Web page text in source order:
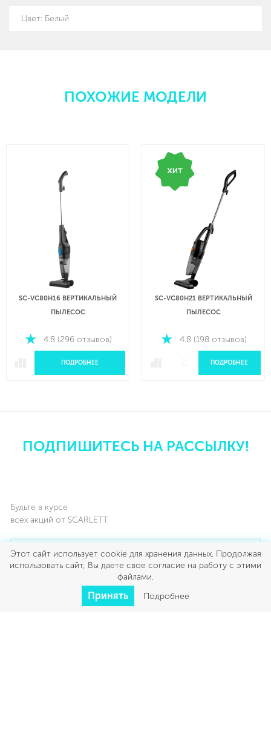
Цвет: Белый
ПОХОЖИЕ МОДЕЛИ
SC-VC80H16 ВЕРТИКАЛЬНЫЙ
ПЫЛЕСОС
4.8 (296 отзывов)
ПОДРОБНЕЕ
SC-VC80H21 ВЕРТИКАЛЬНЫЙ
ПЫЛЕСОС
4.8 (198 отзывов)
ПОДРОБНЕЕ
ПОДПИШИТЕСЬ НА РАССЫЛКУ!
Будьте в курсе
всех акций от SCARLETT
Я ознакомлен с политикой конфиденциальности
Я согласен на обработку персональных данных
Этот сайт использует cookie для хранения данных. Продолжая
использовать сайт, Вы даете свое согласие на работу с этими
файлами.
Принять Подробнее